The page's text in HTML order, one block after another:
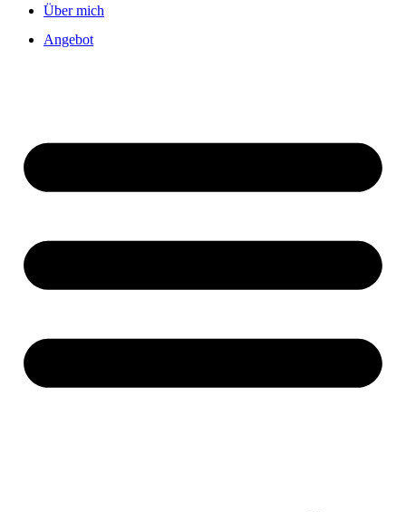
Über mich
Angebot